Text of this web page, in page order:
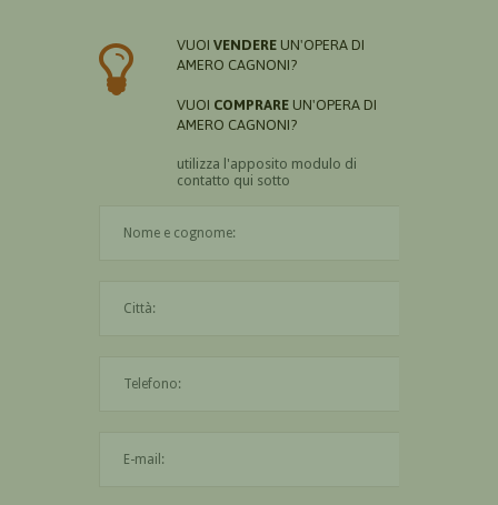
VUOI VENDERE UN'OPERA DI
AMERO CAGNONI?
VUOI COMPRARE UN'OPERA DI
AMERO CAGNONI?
utilizza l'apposito modulo di
contatto qui sotto